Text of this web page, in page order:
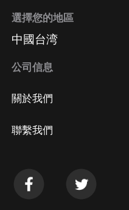
選擇您的地區
中國台湾
公司信息
關於我們
聯繫我們